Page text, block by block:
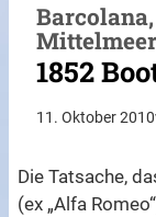
Mittelmeer
1852
11. Oktober 2010
Die Tatsache,
(ex „Alfa